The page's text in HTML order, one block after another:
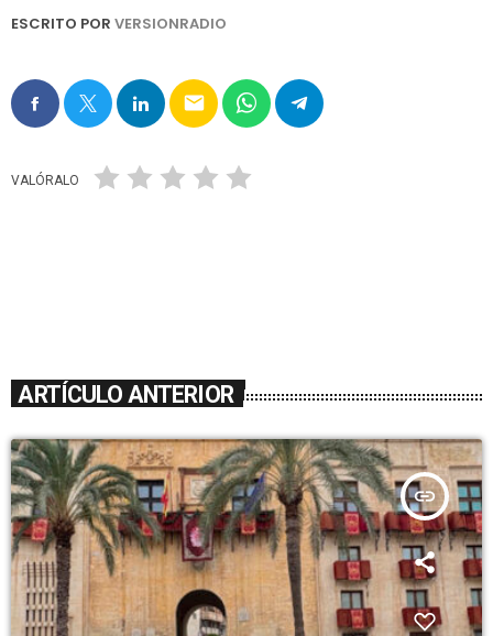
ESCRITO POR VERSIONRADIO
email
VALÓRALO
ARTÍCULO ANTERIOR
insert_link